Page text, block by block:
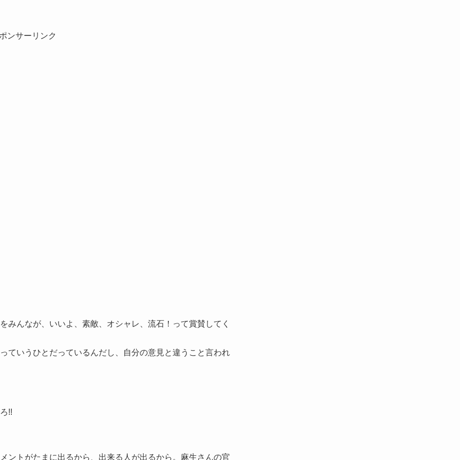
ンサーリンク
みんなが、いいよ、素敵、オシャレ、流石！って賞賛してく
ていうひとだっているんだし、自分の意見と違うこと言われ
!!
ントがたまに出るから、出来る人が出るから。麻生さんの官